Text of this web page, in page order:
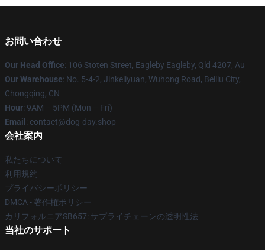
お問い合わせ
Our Head Office: 106 Stoten Street, Eagleby Eagleby, Qld 4207, Au
Our Warehouse: No. 5-4-2, Jinkeliyuan, Wuhong Road, Beiliu City,
Chongqing, CN
Hour: 9AM – 5PM (Mon – Fri)
Email : contact@dog-day.shop
会社案内
私たちについて
利用規約
プライバシーポリシー
DMCA - 著作権ポリシー
カリフォルニアSB657: サプライチェーンの透明性法
当社のサポート